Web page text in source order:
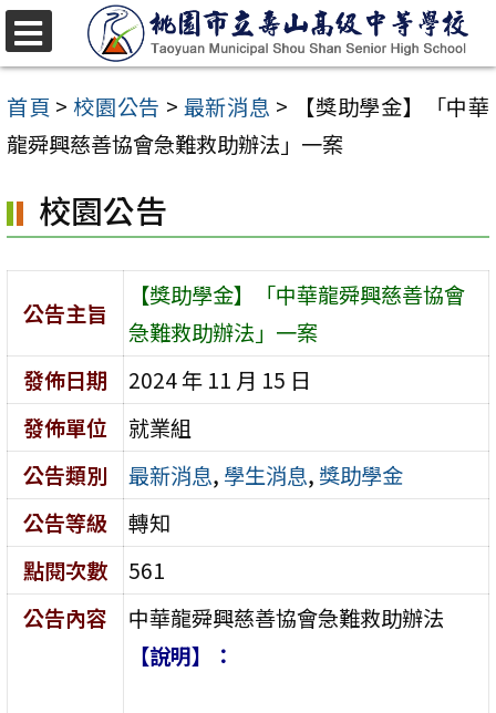
跳
至
主
要
容
區
首頁 > 校園公告 > 最新消息 >
【獎助學金】「中華
龍舜興慈善協會急難救助辦法」一案
校園公告
公告主旨
【獎助學金】「中華龍舜興慈善協會
急難救助辦法」一案
發佈日期
2024 年 11 月 15 日
發佈單位
就業組
公告類別
最新消息, 學生消息, 獎助學金
公告等級
轉知
點閱次數
561
公告內容
中華龍舜興慈善協會急難救助辦法
【說明】：
選
單